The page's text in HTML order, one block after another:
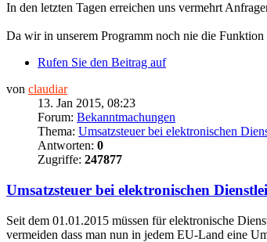
In den letzten Tagen erreichen uns vermehrt
Da wir in unserem Programm noch nie die
Rufen Sie den Beitrag auf
von claudiar
13. Jan 2015, 08:23
Forum: Bekanntmachungen
Thema: Umsatzsteuer bei elektronischen
Antworten: 0
Zugriffe: 247877
Umsatzsteuer bei elektronischen
Seit dem 01.01.2015 müssen für elektronische
vermeiden dass man nun in jedem EU-Land eine